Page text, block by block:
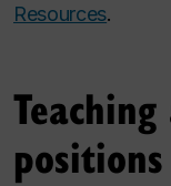
Resources.
positions